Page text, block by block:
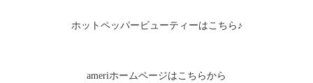
ホットペッパービューティーはこちら♪
ameriホームページはこちらから